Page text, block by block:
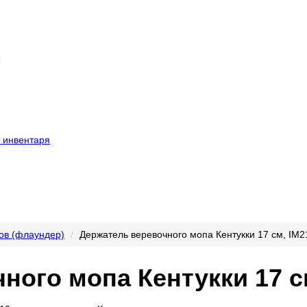
(флаундер) Держатель веревочного мопа Кентукки 17 см,
мопа Кентукки 17